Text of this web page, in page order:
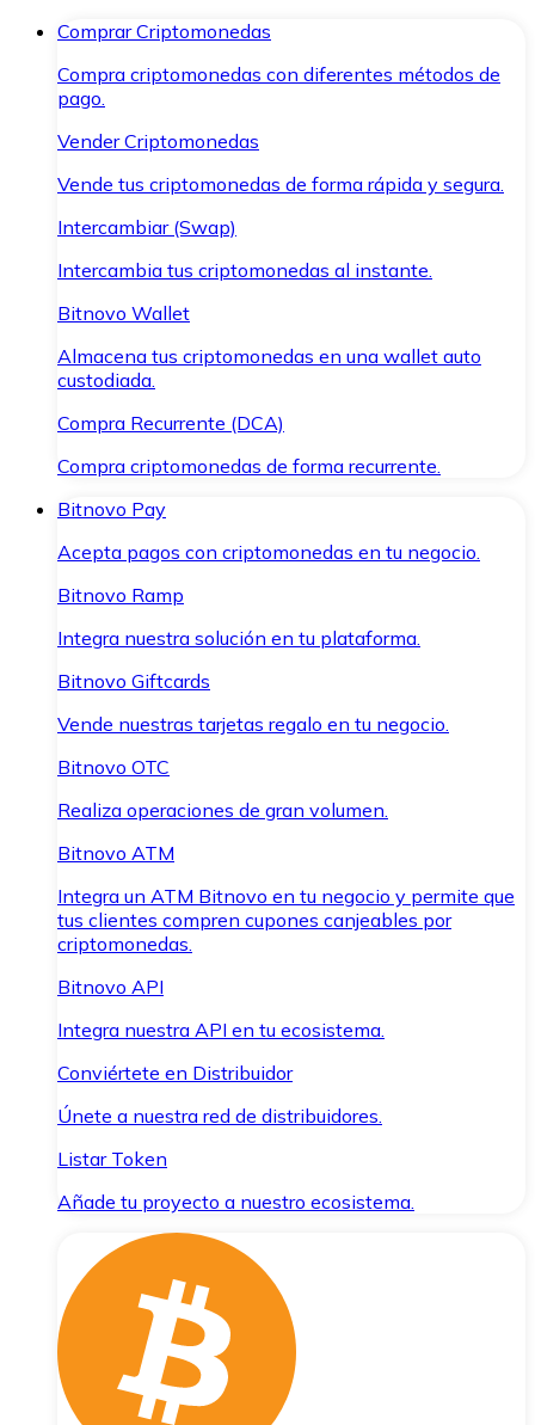
Comprar Criptomonedas
Compra criptomonedas con diferentes métodos de
pago.
Vender Criptomonedas
Vende tus criptomonedas de forma rápida y segura.
Intercambiar (Swap)
Intercambia tus criptomonedas al instante.
Bitnovo Wallet
Almacena tus criptomonedas en una wallet auto
custodiada.
Compra Recurrente (DCA)
Compra criptomonedas de forma recurrente.
Bitnovo Pay
Acepta pagos con criptomonedas en tu negocio.
Bitnovo Ramp
Integra nuestra solución en tu plataforma.
Bitnovo Giftcards
Vende nuestras tarjetas regalo en tu negocio.
Bitnovo OTC
Realiza operaciones de gran volumen.
Bitnovo ATM
Integra un ATM Bitnovo en tu negocio y permite que
tus clientes compren cupones canjeables por
criptomonedas.
Bitnovo API
Integra nuestra API en tu ecosistema.
Conviértete en Distribuidor
Únete a nuestra red de distribuidores.
Listar Token
Añade tu proyecto a nuestro ecosistema.